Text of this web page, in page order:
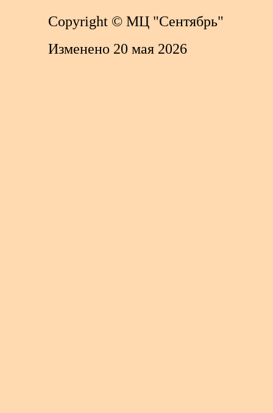
Copyright © МЦ "Сентябрь"
Изменено 20 мая 2026